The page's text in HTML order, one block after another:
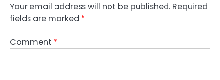
Your email address will not be published. Required
fields are marked *
Comment *